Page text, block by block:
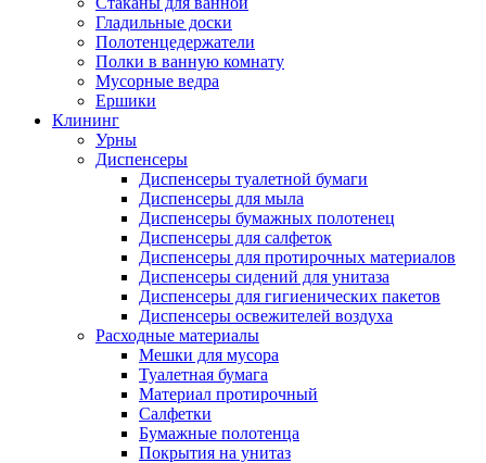
Гладильные доски
Полотенцедержатели
Полки в ванную комнату
Мусорные ведра
Ершики
Клининг
Урны
Диспенсеры
Диспенсеры туалетной бумаги
Диспенсеры для мыла
Диспенсеры бумажных полотенец
Диспенсеры для салфеток
Диспенсеры для протирочных материалов
Диспенсеры сидений для унитаза
Диспенсеры для гигиенических пакетов
Диспенсеры освежителей воздуха
Расходные материалы
Мешки для мусора
Туалетная бумага
Материал протирочный
Салфетки
Бумажные полотенца
Покрытия на унитаз